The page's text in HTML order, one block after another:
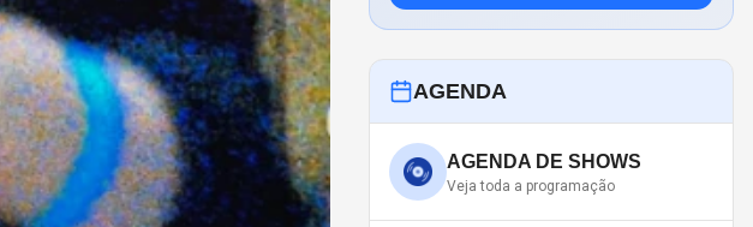
AGENDA
AGENDA DE SHOWS
Veja toda a programação